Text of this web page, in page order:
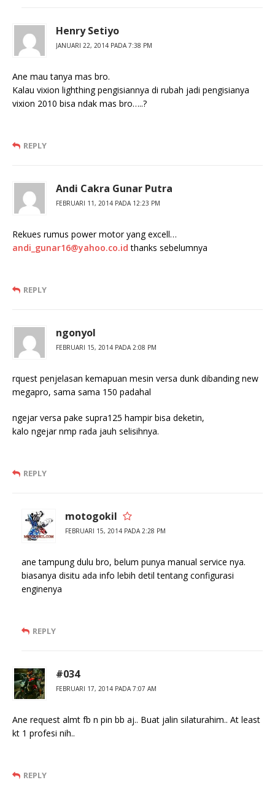
Henry Setiyo
JANUARI 22, 2014 PADA 7:38 PM
Ane mau tanya mas bro.
Kalau vixion lighthing pengisiannya di rubah jadi pengisianya
vixion 2010 bisa ndak mas bro…..?
REPLY
Andi Cakra Gunar Putra
FEBRUARI 11, 2014 PADA 12:23 PM
Rekues rumus power motor yang excell…
andi_gunar16@yahoo.co.id thanks sebelumnya
REPLY
ngonyol
FEBRUARI 15, 2014 PADA 2:08 PM
rquest penjelasan kemapuan mesin versa dunk dibanding new
megapro, sama sama 150 padahal
ngejar versa pake supra125 hampir bisa deketin,
kalo ngejar nmp rada jauh selisihnya.
REPLY
motogokil
FEBRUARI 15, 2014 PADA 2:28 PM
ane tampung dulu bro, belum punya manual service nya.
biasanya disitu ada info lebih detil tentang configurasi
enginenya
REPLY
#034
FEBRUARI 17, 2014 PADA 7:07 AM
Ane request almt fb n pin bb aj.. Buat jalin silaturahim.. At least
kt 1 profesi nih..
REPLY